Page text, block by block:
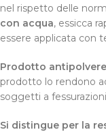
nel rispetto delle
con acqua, essicca
essere applicata con
Prodotto
prodotto lo rendono
soggetti a
Si distingue per la